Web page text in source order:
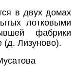
в двух домах
лотковыми
фабрики
(д. Лизуново).